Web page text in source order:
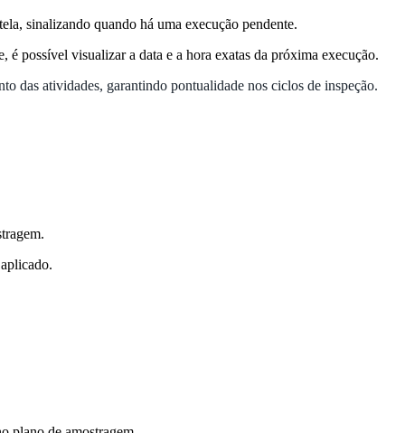
sinalizando quando há uma execução pendente.
é possível visualizar a data e a hora exatas da próxima execução.
das atividades, garantindo pontualidade nos ciclos de inspeção.